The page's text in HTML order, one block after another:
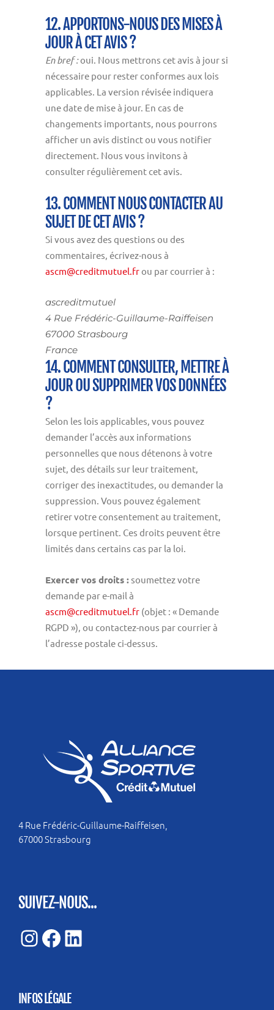
12. APPORTONS-NOUS DES MISES À
JOUR À CET AVIS ?
En bref :oui. Nous mettrons cet avis à jour si
nécessaire pour rester conformes aux lois
applicables. La version révisée indiquera
une date de mise à jour. En cas de
changements importants, nous pourrons
afficher un avis distinct ou vous notifier
directement. Nous vous invitons à
consulter régulièrement cet avis.
13. COMMENT NOUS CONTACTER AU
SUJET DE CET AVIS ?
Si vous avez des questions ou des
commentaires, écrivez-nous à
ascm@creditmutuel.frou par courrier à :
ascreditmutuel
4 Rue Frédéric-Guillaume-Raiffeisen
67000 Strasbourg
France
14. COMMENT CONSULTER, METTRE À
JOUR OU SUPPRIMER VOS DONNÉES
?
Selon les lois applicables, vous pouvez
demander l’accès aux informations
personnelles que nous détenons à votre
sujet, des détails sur leur traitement,
corriger des inexactitudes, ou demander la
suppression. Vous pouvez également
retirer votre consentement au traitement,
lorsque pertinent. Ces droits peuvent être
limités dans certains cas par la loi.
Exercer vos droits :soumettez votre
demande par e-mail à
ascm@creditmutuel.fr (objet : « Demande
RGPD »), ou contactez-nous par courrier à
l’adresse postale ci-dessus.
4 Rue Frédéric-Guillaume-Raiffeisen,
67000 Strasbourg
SUIVEZ-NOUS...
Instagram
Facebook
LinkedIn
INFOS LÉGALE